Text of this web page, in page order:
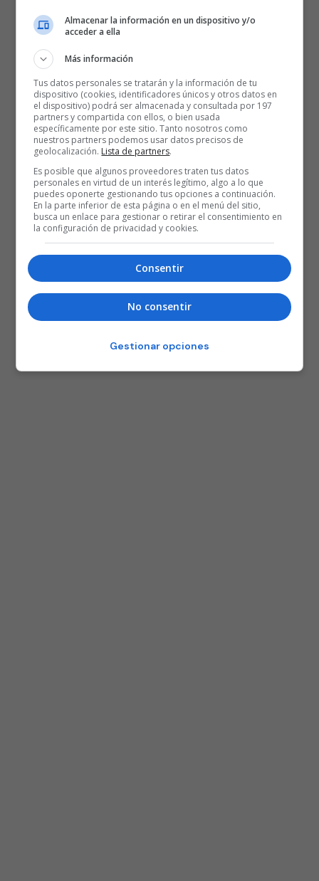
Almacenar la información en un dispositivo y/o
acceder a ella
Más información
Tus datos personales se tratarán y la información de tu
dispositivo (cookies, identificadores únicos y otros datos en
el dispositivo) podrá ser almacenada y consultada por 197
partners y compartida con ellos, o bien usada
específicamente por este sitio. Tanto nosotros como
nuestros partners podemos usar datos precisos de
geolocalización. Lista de partners.
Es posible que algunos proveedores traten tus datos
personales en virtud de un interés legítimo, algo a lo que
puedes oponerte gestionando tus opciones a continuación.
En la parte inferior de esta página o en el menú del sitio,
busca un enlace para gestionar o retirar el consentimiento en
la configuración de privacidad y cookies.
Consentir
No consentir
Gestionar opciones